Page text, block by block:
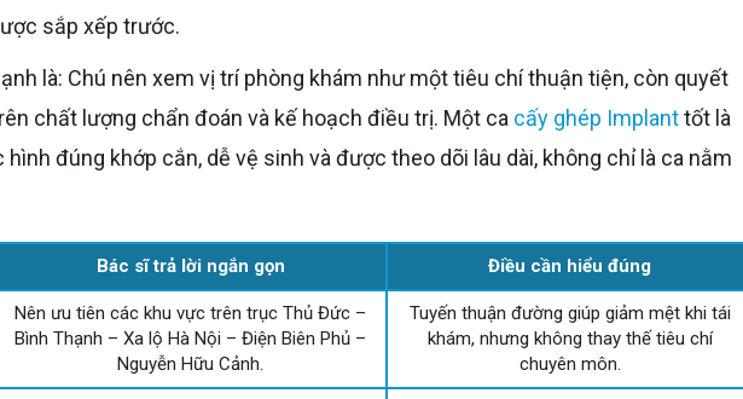
sắp xếp trước.
chất lượng chẩn đoán và kế hoạch điều trị. Một ca cấy ghép Implanttốt là
đúng khớp cắn, dễ vệ sinh và được theo dõi lâu dài, không chỉ là ca nằm
Bác sĩ trả lời ngắn gọn Điều cần hiểu đúng
Nên ưu tiên các khu vực trên trục Thủ Đức –
Bình Thạnh – Xa lộ Hà Nội – Điện Biên Phủ –
Nguyễn Hữu Cảnh.
Tuyến thuận đường giúp giảm mệt khi tái
khám, nhưng không thay thế tiêu chí
chuyên môn.